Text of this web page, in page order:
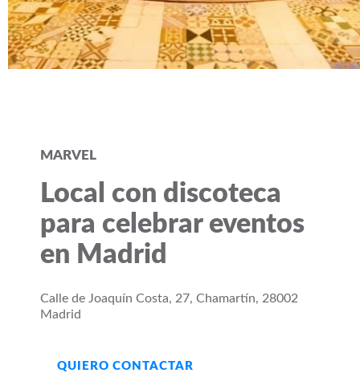
MARVEL
Local con discoteca
para celebrar eventos
en Madrid
Calle de Joaquín Costa, 27, Chamartín, 28002
Madrid
QUIERO CONTACTAR